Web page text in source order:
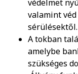
védelmet
valamint
sérülésektől.
A tokban
amelybe
szükséges